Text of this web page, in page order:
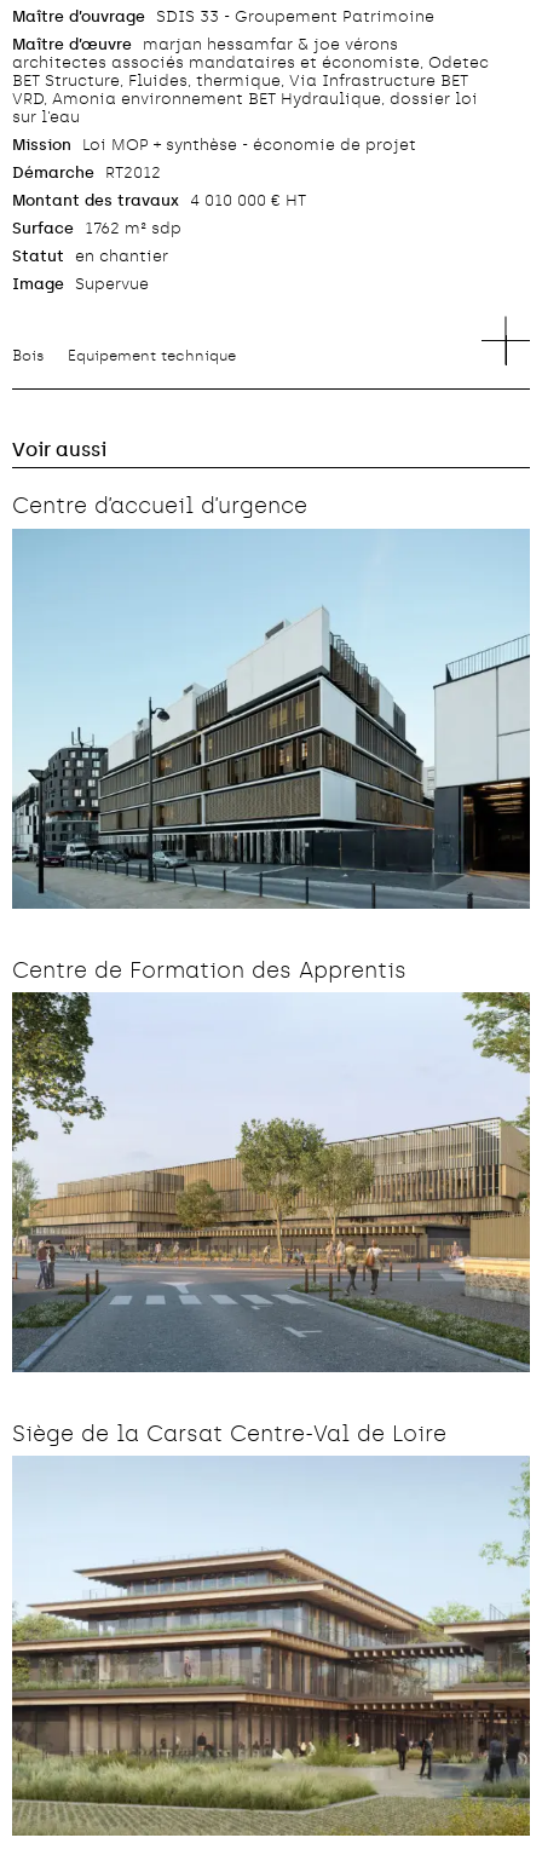
Maître d’ouvrage
SDIS 33 - Groupement Patrimoine
Maître d’œuvre
marjan hessamfar & joe vérons
architectes associés mandataires et économiste, Odetec
BET Structure, Fluides, thermique, Via Infrastructure BET
VRD, Amonia environnement BET Hydraulique, dossier loi
sur l’eau
Mission
Loi MOP + synthèse - économie de projet
Démarche
RT2012
Montant des travaux
4 010 000 € HT
Surface
1762 m² sdp
Statut
en chantier
Image
Supervue
Bois Equipement technique
Voir aussi
Centre d’accueil d’urgence
Centre de Formation des Apprentis
Siège de la Carsat Centre-Val de Loire